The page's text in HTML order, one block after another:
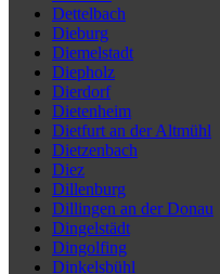
Dettelbach
Dieburg
Diemelstadt
Diepholz
Dierdorf
Dietenheim
Dietfurt an der Altmühl
Dietzenbach
Diez
Dillenburg
Dillingen an der Donau
Dingelstädt
Dingolfing
Dinkelsbühl